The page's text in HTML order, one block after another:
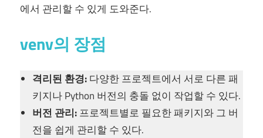
에서 관리할 수 있게 도와준다.
venv의 장점
격리된 환경:다양한 프로젝트에서 서로 다른 패
키지나 Python 버전의 충돌 없이 작업할 수 있다.
버전 관리:프로젝트별로 필요한 패키지와 그 버
전을 쉽게 관리할 수 있다.